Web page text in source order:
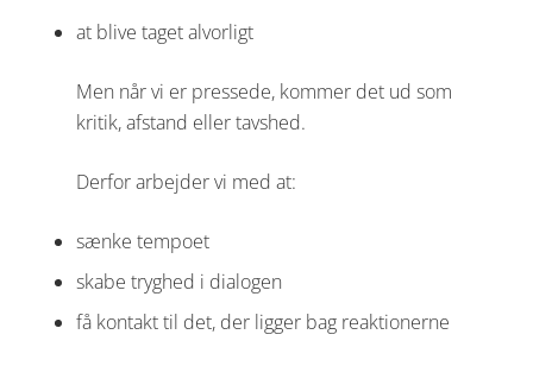
at blive taget alvorligt
Men når vi er pressede, kommer det ud som
kritik, afstand eller tavshed.
Derfor arbejder vi med at:
sænke tempoet
skabe tryghed i dialogen
få kontakt til det, der ligger bag reaktionerne